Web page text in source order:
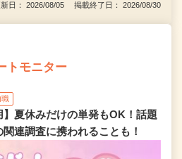
日： 2026/08/05 掲載終了日： 2026/08/30
トモニター
】夏休みだけの単発もOK！話題
連調査に携われることも！